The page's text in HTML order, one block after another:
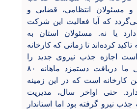
و مسئولان انتظامی، قضایی و
که آیا فعالیت این شرکت
یا نه. مسئولان استان به
کرده‌اند تا زمانی که کارخانه
است اجازه جذب نیروی جدید را
ندارد. هدف اصلی ما دریافت دستمزد ماهانه ۸۰
کارخانه است که در این زمینه
حتی اواخر سال، مدیریت
نیرو گرفته بود اما استاندار